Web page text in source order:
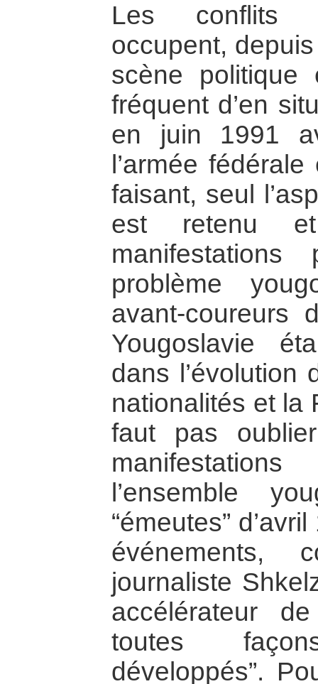
Les conflits
occupent,
scène
fréquent d’en
en juin 1991
l’armée
faisant, seul
est retenu
problème
avant-coureurs
Yougoslavie
dans l’évolution
nationalités et la
faut pas
l’ensemble
“émeutes”
événements,
journaliste
accélérateur
toutes
développés”.